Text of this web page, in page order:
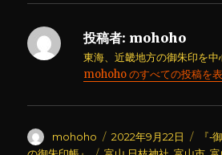
投稿者: mohoho
東海、近畿地方の御朱印を中
mohoho のすべての投稿を
投
mohoho
投
2022年9月22日
カ『‐